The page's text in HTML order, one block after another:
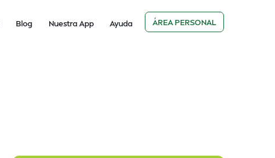
Blog Nuestra App Ayuda ÁREA PERSONAL